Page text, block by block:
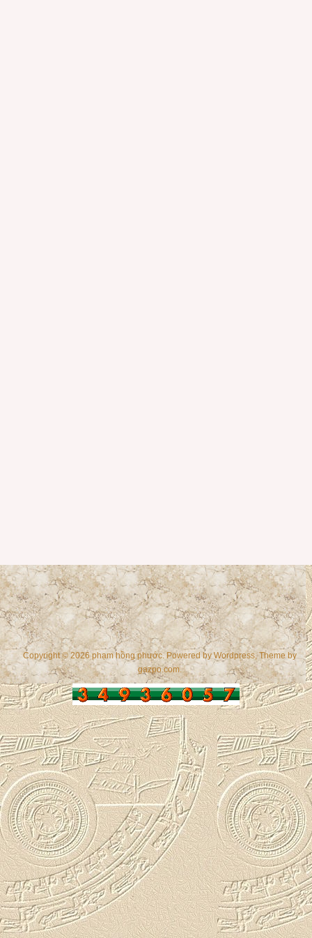
Copyright © 2026 phạm hồng phước. Powered byWordpress, Theme by
gazpo.com.